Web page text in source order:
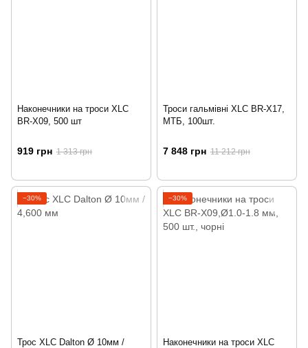
Наконечники на троси XLC
BR-X09, 500 шт
919 грн 1 313 грн
Троси гальмівні XLC BR-X17,
МТБ, 100шт.
7 848 грн 11 212 грн
−30%
Трос XLC Dalton Ø 10мм /
−30%
Наконечники на троси XLC